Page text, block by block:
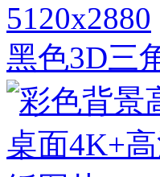
5120x2880
黑色3D三